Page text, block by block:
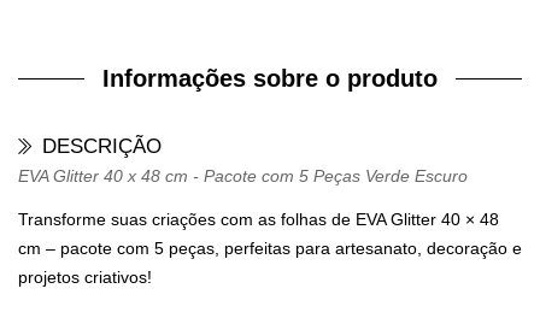
Informações sobre o produto
DESCRIÇÃO
EVA Glitter 40 x 48 cm - Pacote com 5 Peças Verde Escuro
Transforme suas criações com as folhas de EVA Glitter 40 × 48
cm – pacote com 5 peças, perfeitas para artesanato, decoração e
projetos criativos!